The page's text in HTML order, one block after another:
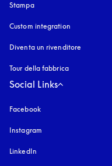
Stampa
Custom integration
Diventa un rivenditore
Tour della fabbrica
Social Links
Facebook
Instagram
LinkedIn